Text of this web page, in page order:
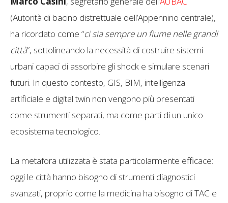
(Autorità di bacino distrettuale dell’Appennino centrale),
ha ricordato come “ci sia sempre un fiume nelle grandi
città”, sottolineando la necessità di costruire sistemi
urbani capaci di assorbire gli shock e simulare scenari
futuri. In questo contesto, GIS, BIM, intelligenza
artificiale e digital twin non vengono più presentati
come strumenti separati, ma come parti di un unico
ecosistema tecnologico.
La metafora utilizzata è stata particolarmente efficace:
oggi le città hanno bisogno di strumenti diagnostici
avanzati, proprio come la medicina ha bisogno di TAC e